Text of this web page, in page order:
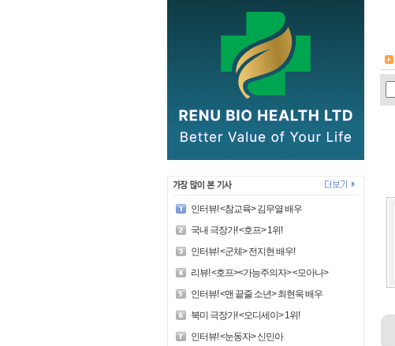
인터뷰! <참교육> 김무열 배우
국내 극장가! <호프> 1위!
인터뷰! <군체> 전지현 배우!
리뷰! <호프><가능주의자> <모아나>
인터뷰! <맨 끝줄 소년> 최현욱 배우
북미 극장가! <오디세이> 1위!
인터뷰! <눈동자> 신민아